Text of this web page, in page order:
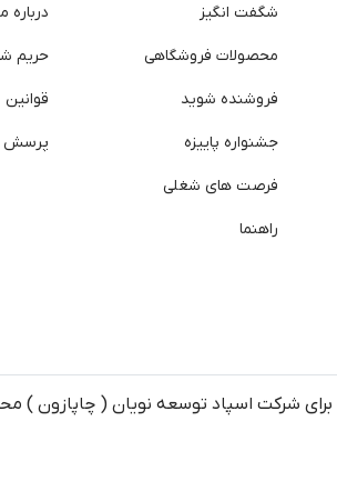
شگفت انگیز
محصولات فروشگاهی
فروشنده شوید
جشنواره پاییزه
فرصت های شغلی
راهنما
درباره
حریم
پرسش
شرکت اسپاد توسعه نویان ( چاپازون )